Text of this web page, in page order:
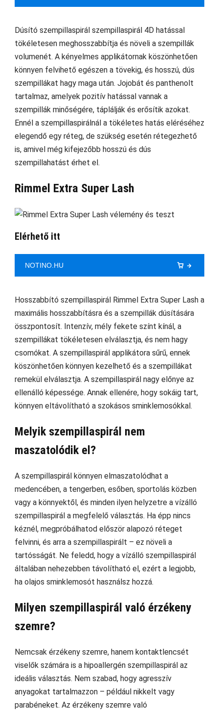
Dúsító szempillaspirál szempillaspirál 4D hatással
tökéletesen meghosszabbítja és növeli a szempillák
volumenét. A kényelmes applikátornak köszönhetően
könnyen felvihető egészen a tövekig, és hosszú, dús
szempillákat hagy maga után. Jojobát és panthenolt
tartalmaz, amelyek pozitív hatással vannak a
szempillák minőségére, táplálják és erősítik azokat.
Ennél a szempillaspirálnál a tökéletes hatás eléréséhez
elegendő egy réteg, de szükség esetén rétegezhető
is, amivel még kifejezőbb hosszú és dús
szempillahatást érhet el.
Rimmel Extra Super Lash
Elérhető itt
NOTINO.HU
Hosszabbító szempillaspirál Rimmel Extra Super Lash a
maximális hosszabbításra és a szempillák dúsítására
összpontosít. Intenzív, mély fekete színt kínál, a
szempillákat tökéletesen elválasztja, és nem hagy
csomókat. A szempillaspirál applikátora sűrű, ennek
köszönhetően könnyen kezelhető és a szempillákat
remekül elválasztja. A szempillaspirál nagy előnye az
ellenálló képessége. Annak ellenére, hogy sokáig tart,
könnyen eltávolítható a szokásos sminklemosókkal.
Melyik szempillaspirál nem
maszatolódik el?
A szempillaspirál könnyen elmaszatolódhat a
medencében, a tengerben, esőben, sportolás közben
vagy a könnyektől, és minden ilyen helyzetre a vízálló
szempillaspirál a megfelelő választás. Ha épp nincs
kéznél, megpróbálhatod először alapozó réteget
felvinni, és arra a szempillaspirált – ez növeli a
tartósságát. Ne feledd, hogy a vízálló szempillaspirál
általában nehezebben távolítható el, ezért a legjobb,
ha olajos sminklemosót használsz hozzá.
Milyen szempillaspirál való érzékeny
szemre?
Nemcsak érzékeny szemre, hanem kontaktlencsét
viselők számára is a hipoallergén szempillaspirál az
ideális választás. Nem szabad, hogy agresszív
anyagokat tartalmazzon – például nikkelt vagy
parabéneket. Az érzékeny szemre való